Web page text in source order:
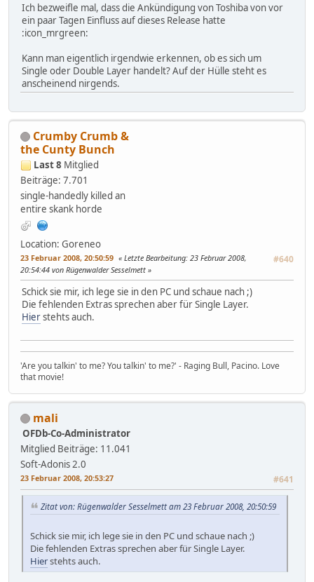
Ich bezweifle mal, dass die Ankündigung von Toshiba von vor
ein paar Tagen Einfluss auf dieses Release hatte
:icon_mrgreen:
Kann man eigentlich irgendwie erkennen, ob es sich um
Single oder Double Layer handelt? Auf der Hülle steht es
anscheinend nirgends.
Crumby Crumb &
the Cunty Bunch
Last 8 Mitglied
Beiträge: 7.701
single-handedly killed an
entire skank horde
Location: Goreneo
23 Februar 2008, 20:50:59 #640
Letzte Bearbeitung: 23 Februar 2008,
20:54:44 von Rügenwalder Sesselmett
Schick sie mir, ich lege sie in den PC und schaue nach ;)
Die fehlenden Extras sprechen aber für Single Layer.
Hierstehts auch.
'Are you talkin' to me? You talkin' to me?' - Raging Bull, Pacino. Love
that movie!
mali
OFDb-Co-Administrator
Mitglied Beiträge: 11.041
Soft-Adonis 2.0
23 Februar 2008, 20:53:27 #641
Zitat von: Rügenwalder Sesselmett am 23 Februar 2008, 20:50:59
Schick sie mir, ich lege sie in den PC und schaue nach ;)
Die fehlenden Extras sprechen aber für Single Layer.
Hierstehts auch.